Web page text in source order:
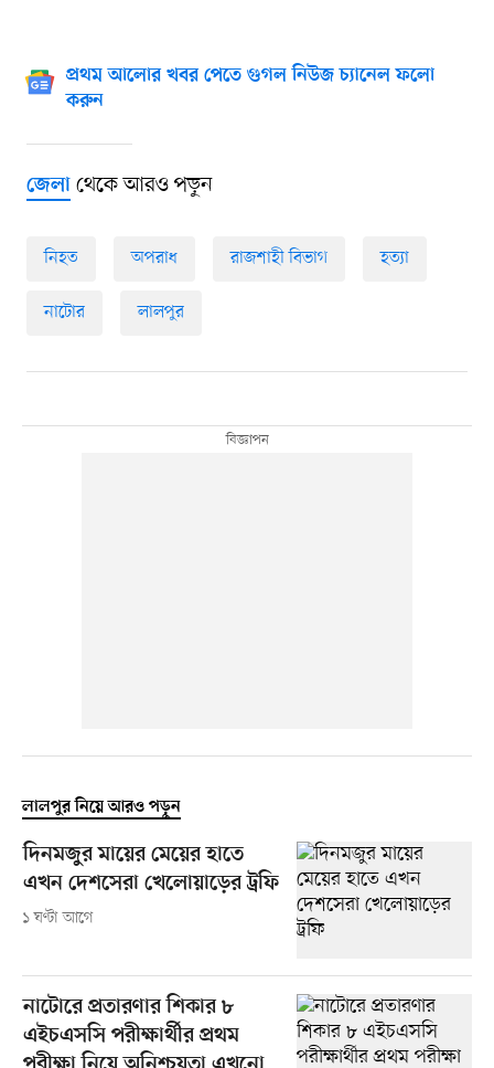
প্রথম আলোর খবর পেতে গুগল নিউজ চ্যানেল ফলো
করুন
জেলাথেকে আরও পড়ুন
নিহত অপরাধ রাজশাহী বিভাগ হত্যা
নাটোর লালপুর
লালপুর নিয়ে আরও পড়ুন
দিনমজুর মায়ের মেয়ের হাতে
এখন দেশসেরা খেলোয়াড়ের ট্রফি
১ ঘণ্টা আগে
নাটোরে প্রতারণার শিকার ৮
এইচএসসি পরীক্ষার্থীর প্রথম